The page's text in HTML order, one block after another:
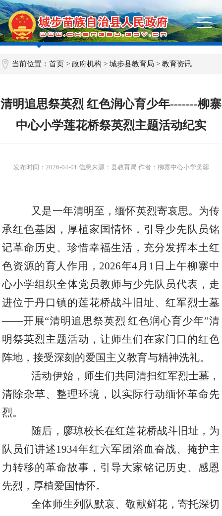
当前位置：首页 >政府机构 >城步县教育局 >教育资讯
清明追思祭英烈 红色润心育少年-------柳寨
中心小学莲花桥祭英烈主题活动纪实
发布时间： 2026-04-01 信息来源：县教育局 作者：柳寨中心小学吴蓉
又是一年清明至，缅怀英烈寄哀思。为传
承红色基因，厚植家国情怀，引导少先队员铭
记革命历史、珍惜幸福生活，充分发挥本土红
色资源的育人作用， 2026年4月 1 日上午柳寨中
心小学组织全体党员教师与少先队员代表，走
进位于丹口镇的莲花桥战斗旧址、红军烈士墓
——开展“清明追思祭英烈 红色润心育少年”清
明祭英烈主题活动，让师生们在家门口的红色
阵地，接受深刻的爱国主义教育与精神洗礼。
活动伊始，师生们共同清扫红军烈士墓，
清除杂草、整理环境，以实际行动缅怀革命先
烈。
随后，廖琼校长在红莲花桥战斗旧址，为
队员们讲述1934年红六军团浴血奋战、掩护主
力转移的革命故事，引导大家铭记历史、感恩
先烈，厚植爱国情怀。
全体师生列队默哀、敬献鲜花，寄托深切